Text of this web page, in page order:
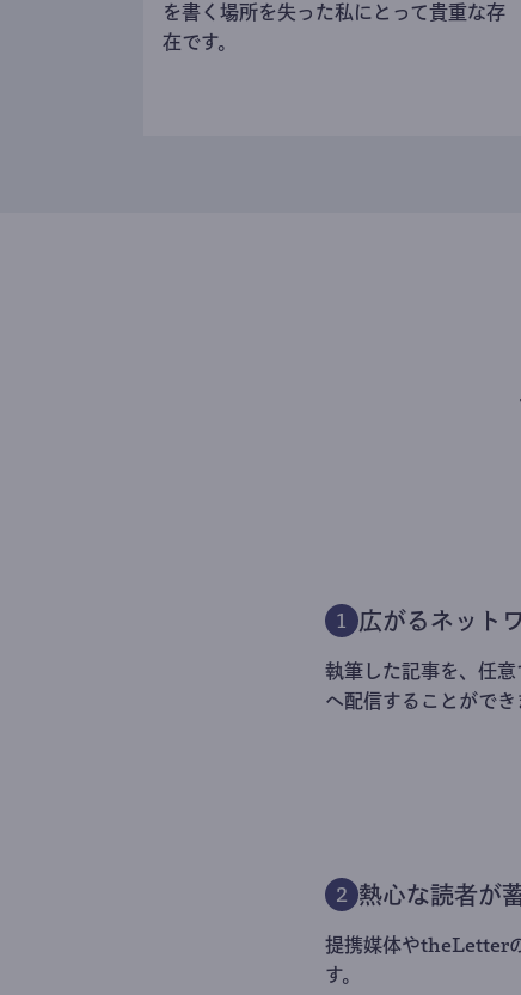
を書く場所を失った私にとって貴重な存
在です。
1 広がるネット
執筆した記事を、任
へ配信することができ
2 熱心な読者が
提携媒体やtheLetter
す。